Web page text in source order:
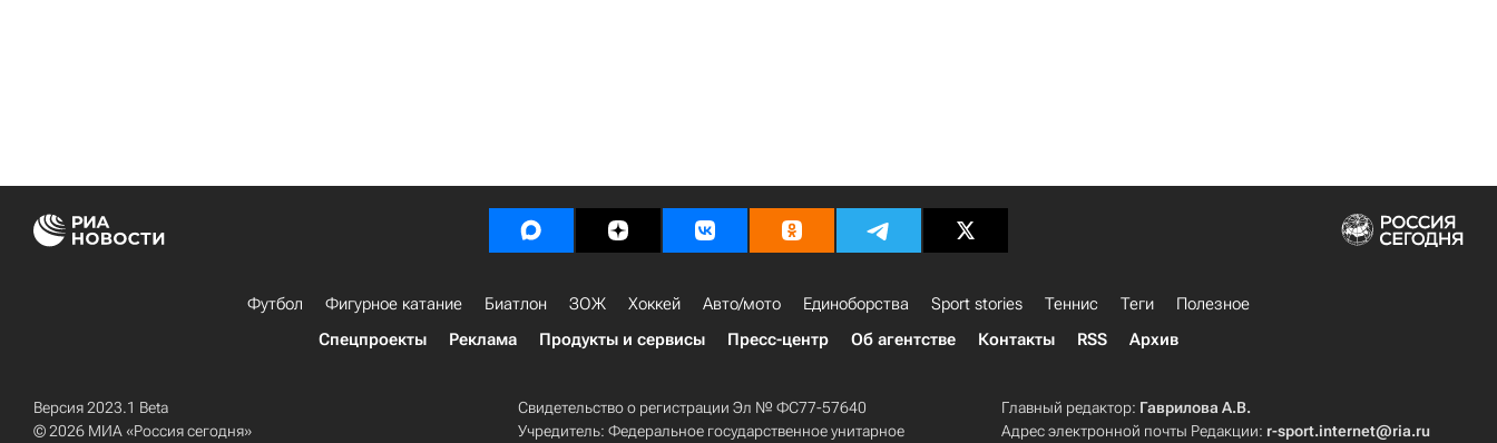
Футбол Фигурное катание Биатлон ЗОЖ Хоккей Авто/мото Единоборства Sport stories Теннис Теги
Полезное
Спецпроекты
Реклама Продукты и сервисы Пресс-центр Об агентстве Контакты RSS Архив
Версия 2023.1 Beta
© 2026 МИА «Россия сегодня»
Свидетельство о регистрации Эл № ФС77-57640
Учредитель: Федеральное государственное унитарное
Главный редактор: Гаврилова А.В.
Адрес электронной почты Редакции: r-sport.internet@ria.ru